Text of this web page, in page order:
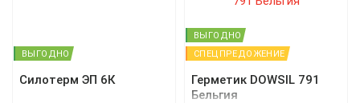
ВЫГОДНО
Силотерм ЭП 6К
ВЫГОДНО
СПЕЦПРЕДОЖЕНИЕ
Герметик DOWSIL 791
Бельгия